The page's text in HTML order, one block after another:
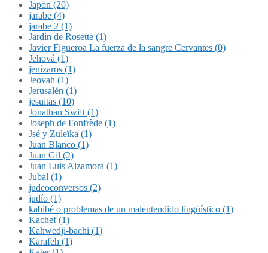
Japón (20)
jarabe (4)
jarabe 2 (1)
Jardín de Rosette (1)
Javier Figueroa La fuerza de la sangre Cervantes (0)
Jehová (1)
jenízaros (1)
Jeovah (1)
Jerusalén (1)
jesuitas (10)
Jonathan Swift (1)
Joseph de Fonfrède (1)
Jsé y Zuleïka (1)
Juan Blanco (1)
Juan Gil (2)
Juan Luis Alzamora (1)
Jubal (1)
judeoconversos (2)
judío (1)
kabibé o problemas de un malentendido lingüístico (1)
Kachef (1)
Kahwedji-bachi (1)
Karafeh (1)